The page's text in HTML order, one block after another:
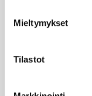
Mieltymykset
Tilastot
möl­lä-leh­ti
Ker­rom­me